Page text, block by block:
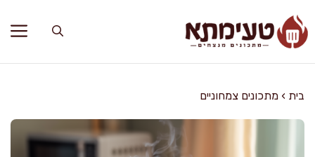
לתוכן
בית › מתכונים צמחוניים